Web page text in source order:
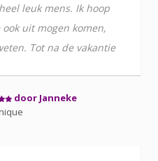
leuk mens. Ik hoop
uit mogen komen,
Tot na de vakantie
door Janneke